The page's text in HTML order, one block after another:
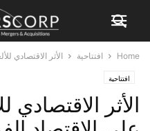
Home افتتاحية الأثر الاقتصادي
افتتاحية
الأثر الاقتصادي